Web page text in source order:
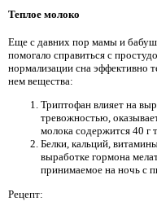
Теплое молоко
Еще с давних пор мамы и
помогало справиться с
нормализации сна эффективно
нем вещества:
Триптофан влияет на
тревожностью,
молока содержится 40 г
Белки, кальций,
выработке гормона
принимаемое на ночь с
Рецепт: